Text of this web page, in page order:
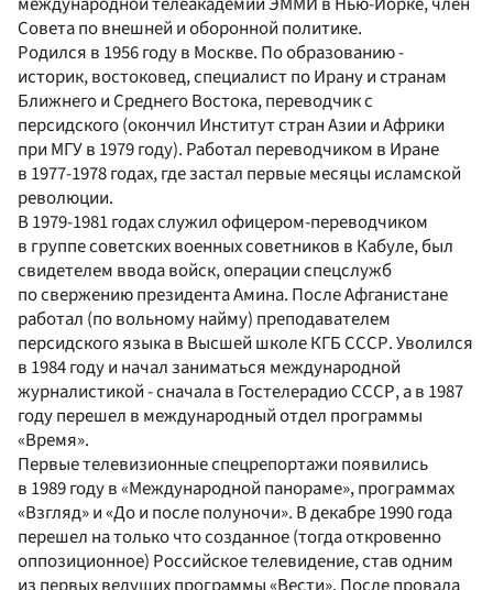
Совета по внешней и оборонной политике.
Родился в 1956 году в Москве. По образованию -
историк, востоковед, специалист по Ирану и странам
Ближнего и Среднего Востока, переводчик c
персидского (окончил Институт стран Азии и Африки
при МГУ в 1979 году). Работал переводчиком в Иране
в 1977-1978 годах, где застал первые месяцы исламской
революции.
В 1979-1981 годах служил офицером-переводчиком
в группе советских военных советников в Кабуле, был
свидетелем ввода войск, операции спецслужб
по свержению президента Амина. После Афганистане
работал (по вольному найму) преподавателем
персидского языка в Высшей школе КГБ СССР. Уволился
в 1984 году и начал заниматься международной
журналистикой - сначала в Гостелерадио СССР, а в 1987
году перешел в международный отдел программы
«Время».
Первые телевизионные спецрепортажи появились
в 1989 году в «Международной панораме», программах
«Взгляд» и «До и после полуночи». В декабре 1990 года
перешел на только что созданное (тогда откровенно
оппозиционное) Российское телевидение, став одним